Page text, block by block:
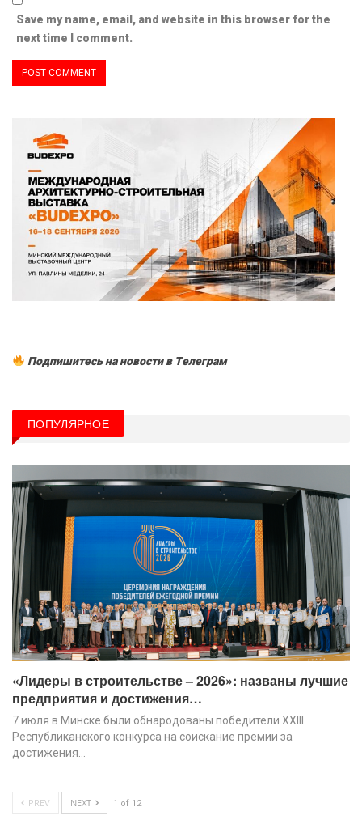
Save my name, email, and website in this browser for the
next time I comment.
Подпишитесь на новости в Tелеграм
ПОПУЛЯРНОЕ
«Лидеры в строительстве – 2026»: названы лучшие
предприятия и достижения…
7 июля в Минске были обнародованы победители XХIII
Республиканского конкурса на соискание премии за
достижения…
PREV NEXT 1 of 12